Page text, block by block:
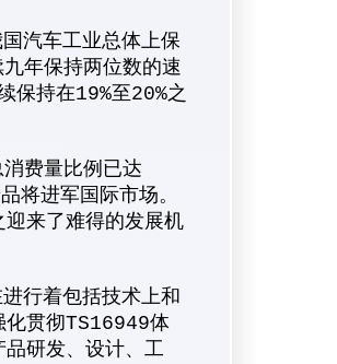
汽车工业总体上保
年保持两位数的速
持在19%至20%之
费量比例已达
将进军国际市场。
来了难得的发展机
行着包括技术上和
化贯彻TS16949体
品研发、设计、工